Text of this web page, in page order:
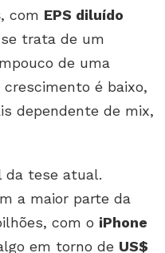
, com EPS diluído
se trata de um
de uma
é baixo,
dependente de mix,
da tese atual.
a maior parte da
com o iPhone
em torno de US$